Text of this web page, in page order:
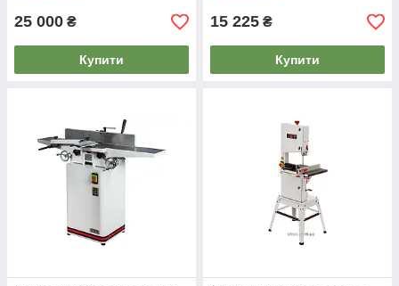
25 000 ₴
Купити
15 225 ₴
Купити